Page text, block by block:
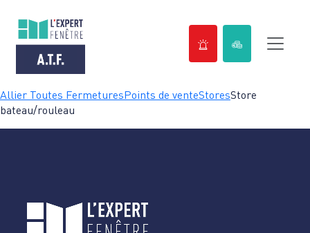
Passer
au
Allier Toutes FermeturesPoints de venteStoresStore
bateau/rouleau